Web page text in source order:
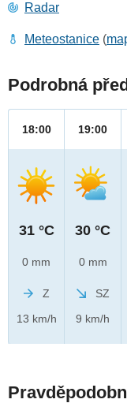
Radar
Meteostanice (
Podrobná
18:00
31 °C
0 mm
Z
13 km/h
19:00
30 °C
0 mm
SZ
9 km/h